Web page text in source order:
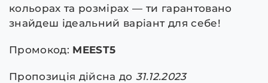
кольорах та розмірах — ти гарантовано
знайдеш ідеальний варіант для себе!
Промокод: MEEST5
Пропозиція дійсна до31.12.2023